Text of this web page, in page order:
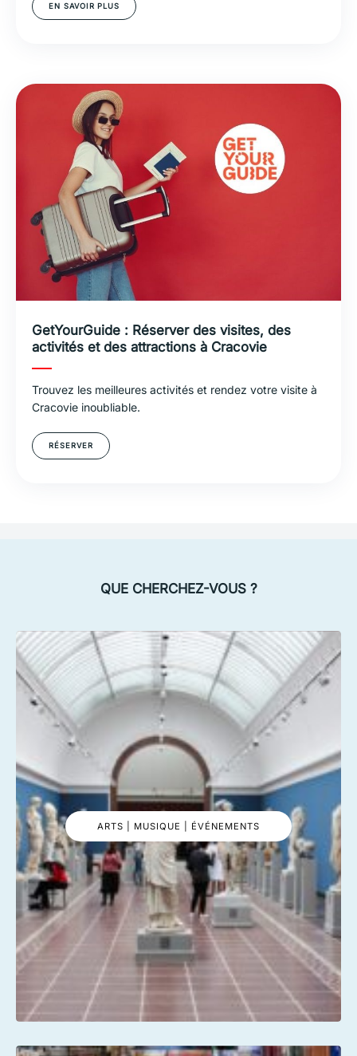
EN SAVOIR PLUS
GetYourGuide : Réserver des visites, des
activités et des attractions à Cracovie
Trouvez les meilleures activités et rendez votre visite à
Cracovie inoubliable.
RÉSERVER
QUE CHERCHEZ-VOUS ?
ARTS | MUSIQUE | ÉVÉNEMENTS